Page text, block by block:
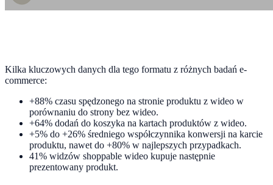
Kilka kluczowych danych dla tego formatu z różnych badań e-
commerce:
+88% czasu spędzonego na stronie produktu z wideo w
porównaniu do strony bez wideo.
+64% dodań do koszyka na kartach produktów z wideo.
+5% do +26% średniego współczynnika konwersji na karcie
produktu, nawet do +80% w najlepszych przypadkach.
41% widzów shoppable wideo kupuje następnie
prezentowany produkt.